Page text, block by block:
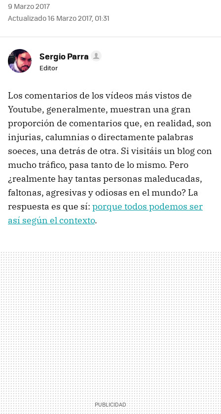
9 Marzo 2017
Actualizado 16 Marzo 2017, 01:31
Sergio Parra
Editor
Los comentarios de los vídeos más vistos de
Youtube, generalmente, muestran una gran
proporción de comentarios que, en realidad, son
injurias, calumnias o directamente palabras
soeces, una detrás de otra. Si visitáis un blog con
mucho tráfico, pasa tanto de lo mismo. Pero
¿realmente hay tantas personas maleducadas,
faltonas, agresivas y odiosas en el mundo? La
respuesta es que sí: porque todos podemos ser
así según el contexto.